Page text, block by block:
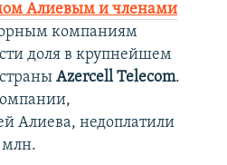
Алиевым и членами
компаниям
доля в крупнейшем
Azercell Telecom.
Алиева, недоплатили
млн.